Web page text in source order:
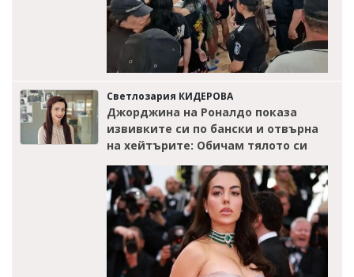
Светлозария КИДЕРОВА
Джорджина на Роналдо показа
извивките си по бански и отвърна
на хейтърите: Обичам тялото си